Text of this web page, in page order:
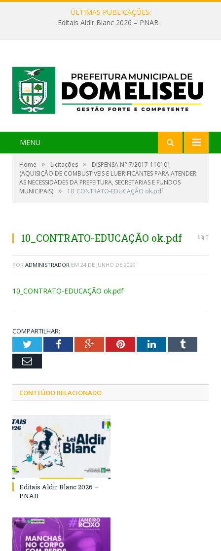
ÚLTIMAS PUBLICAÇÕES:
Editais Aldir Blanc 2026 – PNAB
MENU
Home » Licitações »
DISPENSA N° 7/2017-110101
(AQUISIÇÃO DE COMBUSTÍVEIS E LUBRIFICANTES PARA ATENDER
AS NECESSIDADES DA PREFEITURA, SECRETARIAS E FUNDOS
MUNICIPAIS) » 10_CONTRATO-EDUCAÇÃO ok.pdf
10_CONTRATO-EDUCAÇÃO ok.pdf 0
POR ADMINISTRADOR EM 24 DE JUNHO DE 2020
10_CONTRATO-EDUCAÇÃO ok.pdf
COMPARTILHAR:
TwitterFacebookGoogle+PinterestLinkedInTumblr
Email
CONTEÚDO RELACIONADO
Editais Aldir Blanc 2026 –
PNAB